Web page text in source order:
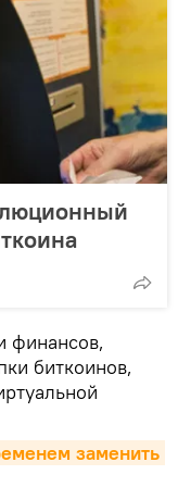
финансов,
биткоинов,
заменить